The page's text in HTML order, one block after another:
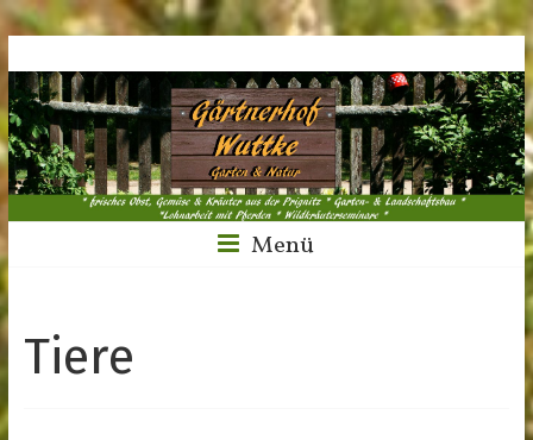
Menü
Tiere